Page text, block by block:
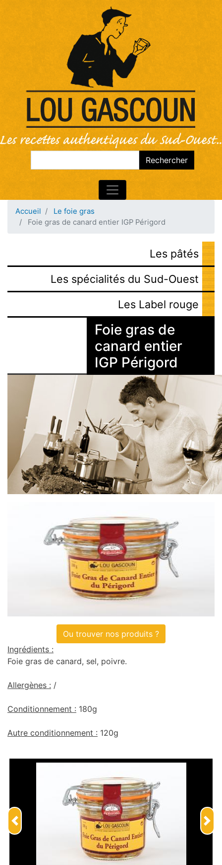
Rechercher
Accueil
Le foie gras
Foie gras de canard entier IGP Périgord
Les pâtés
Les spécialités du Sud-Ouest
Les Label rouge
Foie gras de
canard entier
IGP Périgord
Ou trouver nos produits ?
Ingrédients :
Foie gras de canard, sel, poivre.
Allergènes : /
Conditionnement : 180g
Autre conditionnement : 120g
Previous